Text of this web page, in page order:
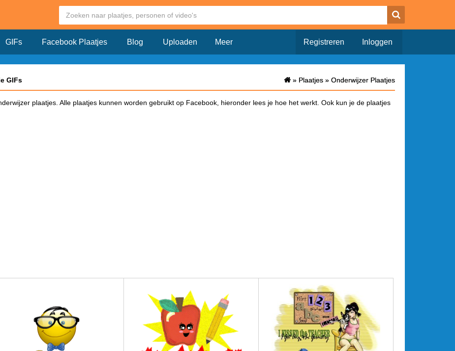
GIFs Facebook Plaatjes Blog Uploaden Meer Registreren Inloggen
GIFs » Plaatjes » Onderwijzer Plaatjes
» Plaatjes » Onderwijzer Plaatjes
plaatjes. Alle plaatjes kunnen worden gebruikt op Facebook, hieronder lees je hoe het werkt. Ook kun je de plaatjes